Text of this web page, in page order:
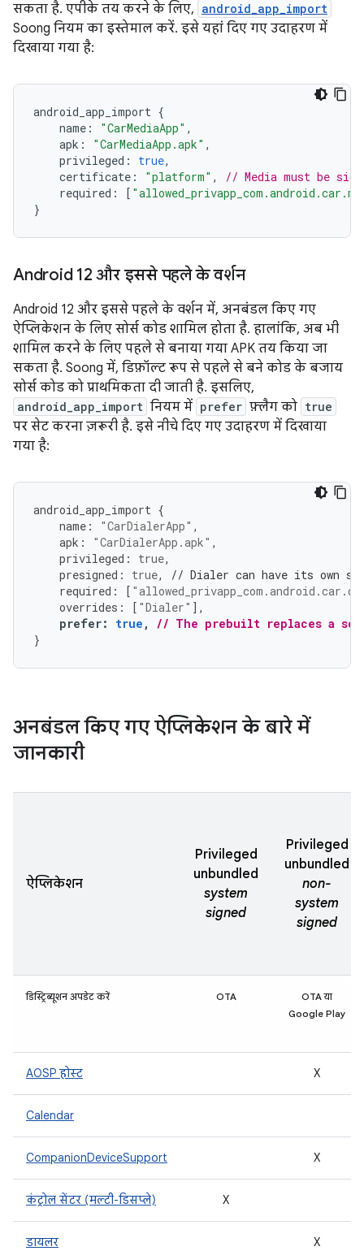
सकता है. एपीके तय करने के लिए, android_app_import
Soong नियम का इस्तेमाल करें. इसे यहां दिए गए उदाहरण में
दिखाया गया है:
android_app_import {
name : "CarMediaApp" ,
apk : "CarMediaApp.apk" ,
privileged : true,
certificate : "platform" ,
// Media must be
required : [
}
Android 12 और इससे पहले के वर्शन
Android 12 और इससे पहले के वर्शन में, अनबंडल किए गए
ऐप्लिकेशन के लिए सोर्स कोड शामिल होता है. हालांकि, अब भी
शामिल करने के लिए पहले से बनाया गया APK तय किया जा
सकता है. Soong में, डिफ़ॉल्ट रूप से पहले से बने कोड के बजाय
सोर्स कोड को प्राथमिकता दी जाती है. इसलिए,
android_app_import नियम में prefer फ़्लैग को true
पर सेट करना ज़रूरी है. इसे नीचे दिए गए उदाहरण में दिखाया
गया है:
android_app_import {
name : "CarDialerApp" ,
apk : "CarDialerApp.apk" ,
privileged : true,
presigned : true,
// Dialer can have its own
required : [
overrides : [ "Dialer" ],
prefer: true ,
// The prebuilt replaces a
}
अनबंडल किए गए ऐप्लिकेशन के बारे में
जानकारी
ऐप्लिकेशन
Privileged
unbundled
system
signed
Privileged
unbundled
non-
system
signed
डिस्ट्रिब्यूशन अपडेट करें OTA
OTA या
Google Play
AOSP होस्ट X
Calendar
CompanionDeviceSupport X
कंट्रोल सेंटर (मल्टी-डिसप्ले) X
डायलर X